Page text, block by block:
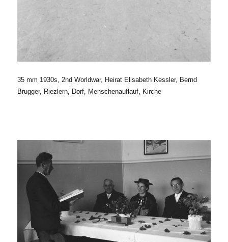
35 mm 1930s, 2nd Worldwar, Heirat Elisabeth Kessler, Bernd
Brugger, Riezlern, Dorf, Menschenauflauf, Kirche